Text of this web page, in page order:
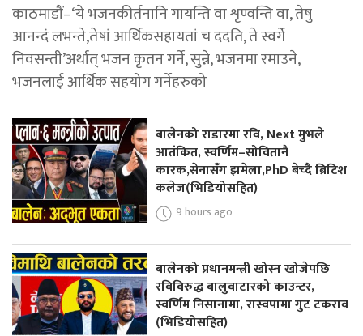
काठमाडौं–‘ये भजनकीर्तनानि गायन्ति वा शृण्वन्ति वा, तेषु
आनन्दं लभन्ते,तेषां आर्थिकसहायतां च ददति, ते स्वर्गे
निवसन्ती’अर्थात् भजन कृतन गर्ने, सुन्ने, भजनमा रमाउने,
भजनलाई आर्थिक सहयोग गर्नेहरुको
बालेनको राडारमा रवि, Next मुभले
आतंकित, स्वर्णिम–सोवितानै
कारक,सेनासँग झमेला,PhD बेच्दै ब्रिटिश
कलेज(भिडियोसहित)
9 hours ago
बालेनको प्रधानमन्त्री खोस्न खोजेपछि
रविविरुद्ध बालुवाटारको काउन्टर,
स्वर्णिम निसानामा, रास्वपामा गुट टकराव
(भिडियोसहित)